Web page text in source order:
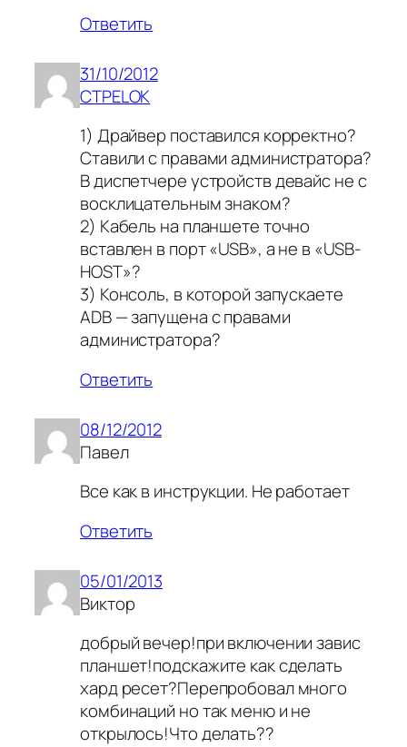
Ответить
31/10/2012
CTPELOK
1) Драйвер поставился корректно?
Ставили с правами администратора?
В диспетчере устройств девайс не с
восклицательным знаком?
2) Кабель на планшете точно
вставлен в порт «USB», а не в «USB-
HOST»?
3) Консоль, в которой запускаете
ADB — запущена с правами
администратора?
Ответить
08/12/2012
Павел
Все как в инструкции. Не работает
Ответить
05/01/2013
Виктор
добрый вечер!при включении завис
планшет!подскажите как сделать
хард ресет?Перепробовал много
комбинаций но так меню и не
открылось!Что делать??